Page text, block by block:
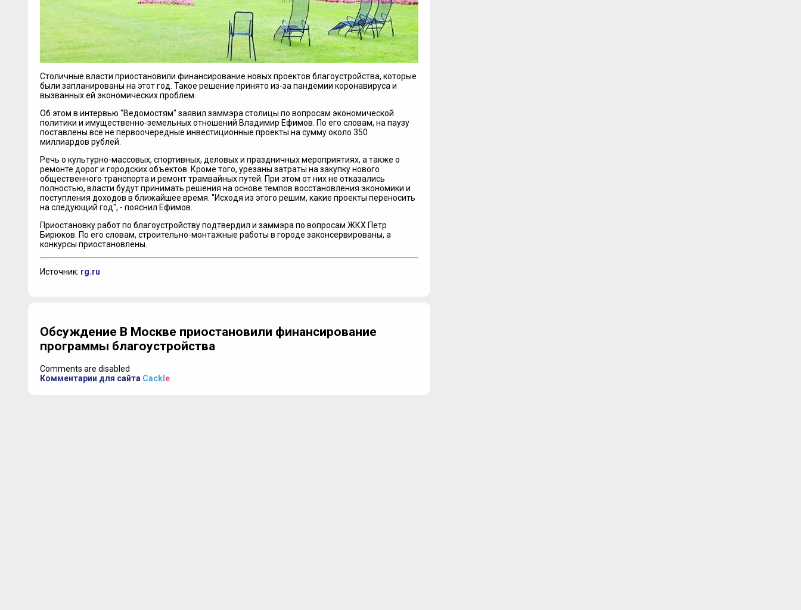
Столичные власти приостановили финансирование новых проектов благоустройства, которые
были запланированы на этот год. Такое решение принято из-за пандемии коронавируса и
вызванных ей экономических проблем.
Об этом в интервью "Ведомостям" заявил заммэра столицы по вопросам экономической
политики и имущественно-земельных отношений Владимир Ефимов. По его словам, на паузу
поставлены все не первоочередные инвестиционные проекты на сумму около 350
миллиардов рублей.
Речь о культурно-массовых, спортивных, деловых и праздничных мероприятиях, а также о
ремонте дорог и городских объектов. Кроме того, урезаны затраты на закупку нового
общественного транспорта и ремонт трамвайных путей. При этом от них не отказались
полностью, власти будут принимать решения на основе темпов восстановления экономики и
поступления доходов в ближайшее время. "Исходя из этого решим, какие проекты переносить
на следующий год", - пояснил Ефимов.
Приостановку работ по благоустройству подтвердил и заммэра по вопросам ЖКХ Петр
Бирюков. По его словам, строительно-монтажные работы в городе законсервированы, а
конкурсы приостановлены.
Источник: rg.ru
Обсуждение В Москве приостановили финансирование
программы благоустройства
Comments are disabled
Комментарии для сайта Cackl e